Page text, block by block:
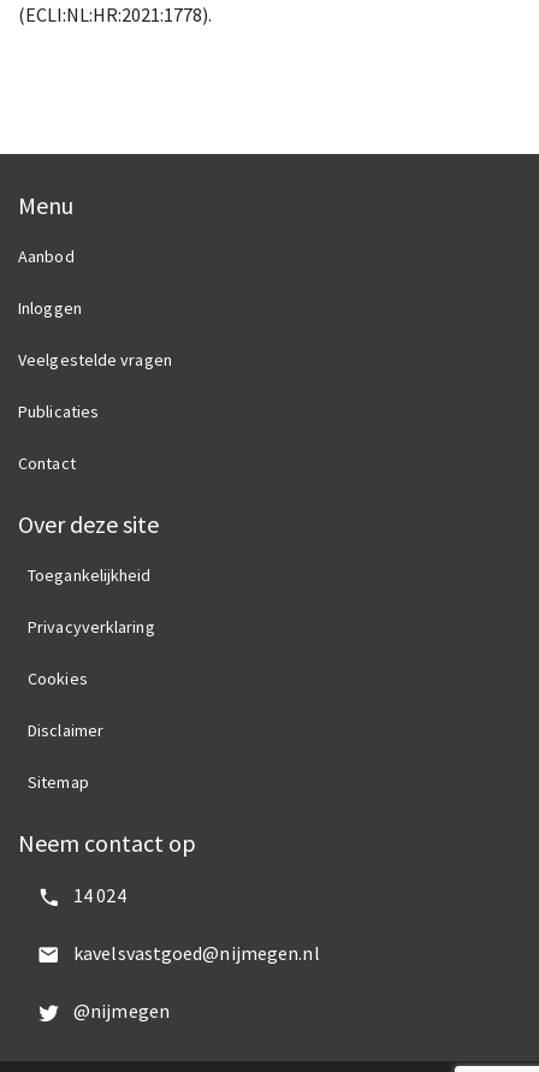
(ECLI:NL:HR:2021:1778).
Menu
Aanbod
Inloggen
Veelgestelde vragen
Publicaties
Contact
Over deze site
Toegankelijkheid
Privacyverklaring
Cookies
Disclaimer
Sitemap
Neem contact op
Bel ons:
14 024
Mail ons:
kavelsvastgoed@nijmegen.nl
Volg ons op Twitter:
@nijmegen